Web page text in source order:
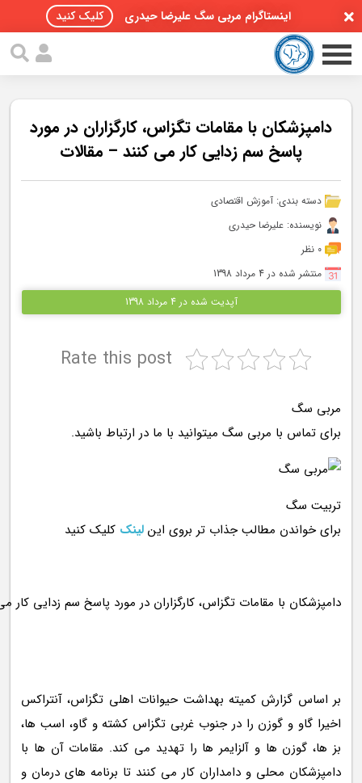
اینستاگرام مربی سگ علیرضا حیدری کلیک کنید
صفحه اصلی
مقالات سگ ها
پادکست سگ ها
سمینار تهران 96
تماس با ما
دامپزشکان با مقامات تگزاس، کارگزاران در مورد
پاسخ سم زدایی کار می کنند – مقالات
دسته بندی:آموزش اقتصادی
نویسنده: علیرضا حیدری
0 نظر
منتشر شده در 4 مرداد 1398
آپدیت شده در 4 مرداد 1398
Rate this post
مربی سگ
برای تماس با مربی سگ میتوانید با ما در ارتباط باشید.
تربیت سگ
برای خواندن مطالب جذاب تر بروی اینلینک کلیک کنید
بر اساس گزارش کمیته بهداشت حیوانات اهلی تگزاس، آنتراکس
اخیرا گاو و گوزن را در جنوب غربی تگزاس کشته و گاو، اسب ها،
بز ها، گوزن ها و آلزایمر ها را تهدید می کند. مقامات آن ها با
دامپزشکان محلی و دامداران کار می کنند تا برنامه های درمان و